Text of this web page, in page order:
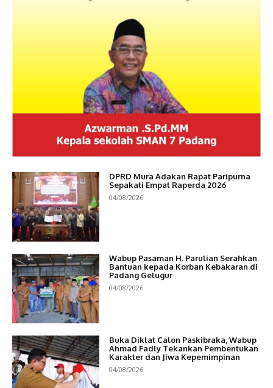
DPRD Mura Adakan Rapat Paripurna
Sepakati Empat Raperda 2026
04/08/2026
Wabup Pasaman H. Parulian Serahkan
Bantuan kepada Korban Kebakaran di
Padang Gelugur
04/08/2026
Buka Diklat Calon Paskibraka, Wabup
Ahmad Fadly Tekankan Pembentukan
Karakter dan Jiwa Kepemimpinan
04/08/2026